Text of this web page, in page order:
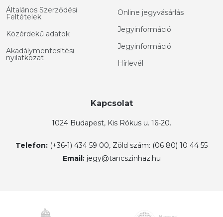
Általános Szerződési
Feltételek
Közérdekű adatok
Akadálymentesítési
nyilatkozat
Online jegyvásárlás
Jegyinformáció
Jegyinformáció
Hírlevél
Kapcsolat
1024 Budapest, Kis Rókus u. 16-20.
Telefon: (+36-1) 434 59 00, Zöld szám: (06 80) 10 44 55
Email: jegy@tancszinhaz.hu